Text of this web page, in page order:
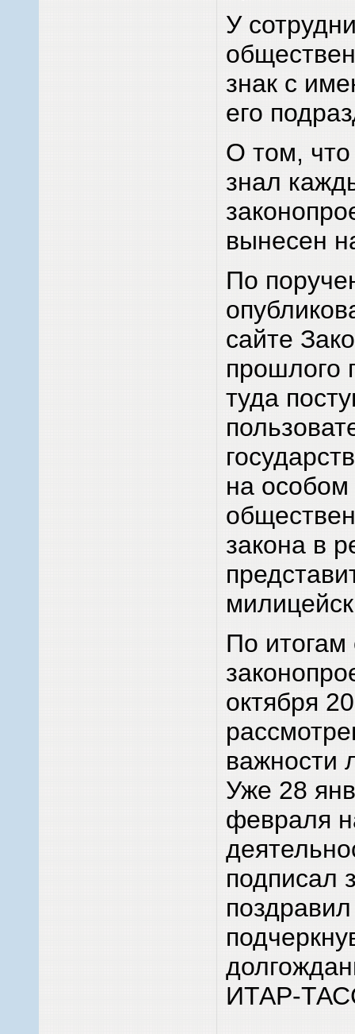
У
знак с
его
О том, что
знал
вынесен
По
сайте
прошлого
туда
на особом
закона в
По итогам
октября
важности
Уже 28
февраля
подписал
ИТАР-